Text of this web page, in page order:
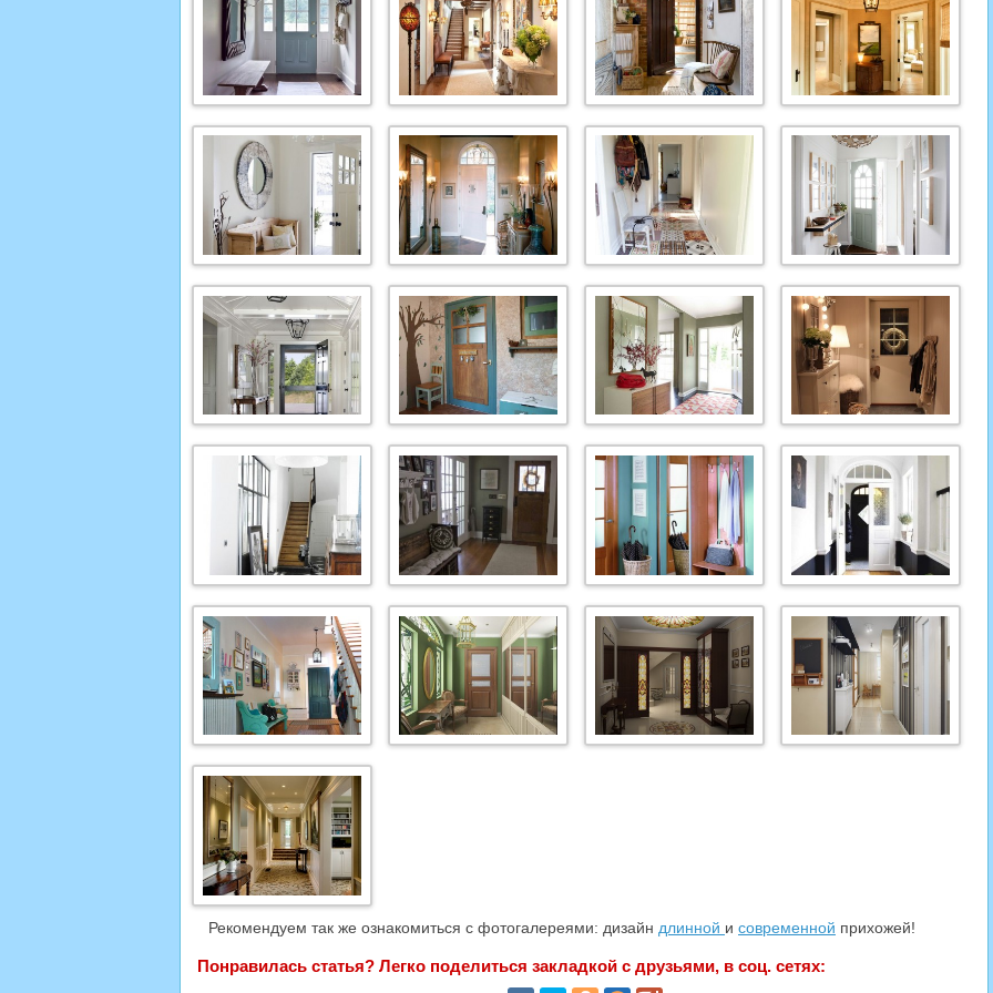
Рекомендуем так же ознакомиться с фотогалереями: дизайн длинной и современной прихожей!
Понравилась статья? Легко поделиться закладкой с друзьями, в соц. сетях: